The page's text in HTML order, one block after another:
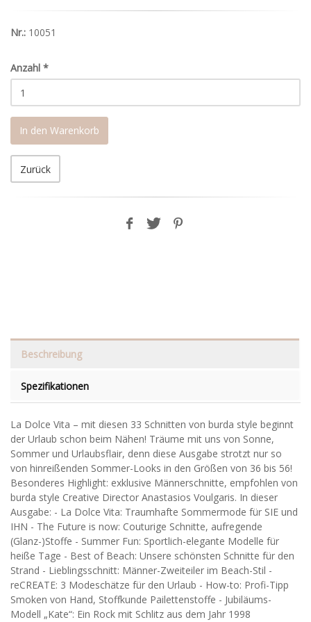
Nr.: 10051
Anzahl *
In den Warenkorb
Zurück
Beschreibung
Spezifikationen
La Dolce Vita – mit diesen 33 Schnitten von burda style beginnt
der Urlaub schon beim Nähen! Träume mit uns von Sonne,
Sommer und Urlaubsflair, denn diese Ausgabe strotzt nur so
von hinreißenden Sommer-Looks in den Größen von 36 bis 56!
Besonderes Highlight: exklusive Männerschnitte, empfohlen von
burda style Creative Director Anastasios Voulgaris. In dieser
Ausgabe: - La Dolce Vita: Traumhafte Sommermode für SIE und
IHN - The Future is now: Couturige Schnitte, aufregende
(Glanz-)Stoffe - Summer Fun: Sportlich-elegante Modelle für
heiße Tage - Best of Beach: Unsere schönsten Schnitte für den
Strand - Lieblingsschnitt: Männer-Zweiteiler im Beach-Stil -
reCREATE: 3 Modeschätze für den Urlaub - How-to: Profi-Tipp
Smoken von Hand, Stoffkunde Pailettenstoffe - Jubiläums-
Modell „Kate“: Ein Rock mit Schlitz aus dem Jahr 1998